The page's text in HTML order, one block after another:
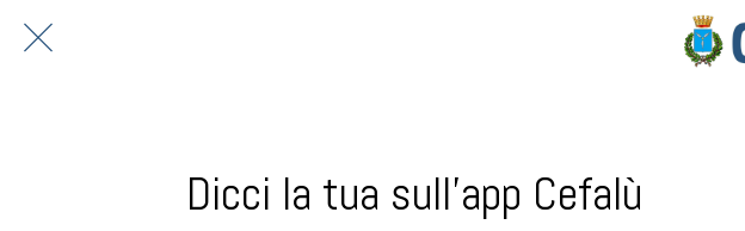
Dicci la tua sull'app Cefalù